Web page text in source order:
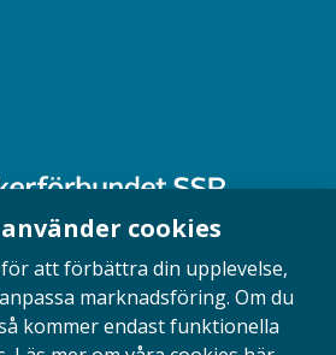
Cookies
cookies
att förbättra din upplevelse,
marknadsföring. Om du
kommer endast funktionella